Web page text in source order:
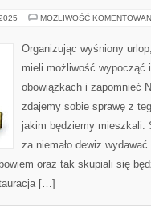
MOŻLIWOŚĆ
Organizując wyśniony
mieli możliwość wypocząć
obowiązkach i zapomnieć
zdajemy sobie sprawę z
jakim będziemy mieszkali.
za niemało dewiz
oraz tak skupiali się
[…]